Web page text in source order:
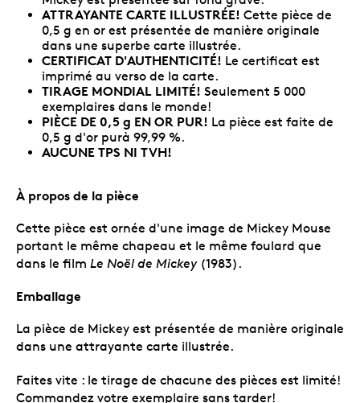
ATTRAYANTE CARTE ILLUSTRÉE! Cette pièce de
0,5 g en or est présentée de manière originale
dans une superbe carte illustrée.
CERTIFICAT D'AUTHENTICITÉ! Le certificat est
imprimé au verso de la carte.
TIRAGE MONDIAL LIMITÉ! Seulement 5 000
exemplaires dans le monde!
PIÈCE DE 0,5 g EN OR PUR! La pièce est faite de
0,5 g d'or purà 99,99 %.
AUCUNE TPS NI TVH!
À propos de la pièce
Cette pièce est ornée d'une image de Mickey Mouse
portant le même chapeau et le même foulard que
dans le film Le Noël de Mickey (1983).
Emballage
La pièce de Mickey est présentée de manière originale
dans une attrayante carte illustrée.
Faites vite : le tirage de chacune des pièces est limité!
Commandez votre exemplaire sans tarder!